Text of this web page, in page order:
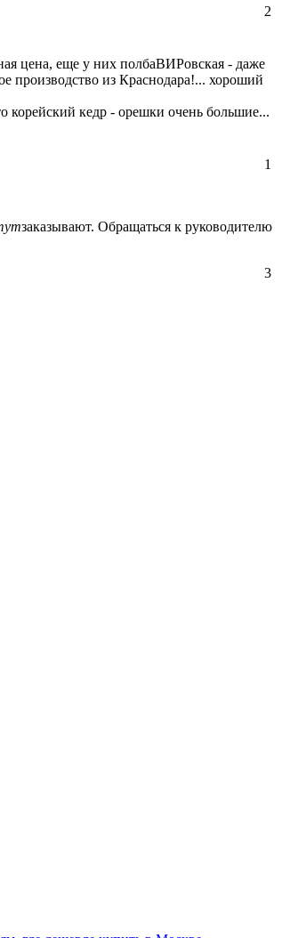
2
цена, еще у них полбаВИРовская - даже
производство из Краснодара!... хороший
корейский кедр - орешки очень большие...
1
заказывают. Обращаться к руководителю
3